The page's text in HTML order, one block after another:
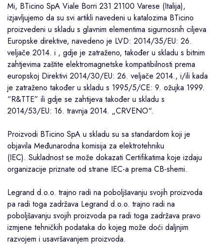
Mi, BTicino SpA Viale Borri 231 21100 Varese (Italija),
izjavljujemo da su svi artikli navedeni u katalozima BTicino
proizvedeni u skladu s glavnim elementima sigurnosnih ciljeva
Europske direktive, navedeno je LVD: 2014/35/EU: 26.
veljače 2014. i , gdje je zatraženo, također u skladu s bitnim
zahtjevima zaštite elektromagnetske kompatibilnosti prema
europskoj Direktivi 2014/30/EU: 26. veljače 2014., i/ili kada
je zatraženo također u skladu s 1995/5/CE: 9. ožujka 1999.
“R&TTE” ili gdje se zahtijeva također u skladu s
2014/53/EU: 16. travnja 2014. „CRVENO“.
Proizvodi BTicino SpA u skladu su sa standardom koji je
objavila Međunarodna komisija za elektrotehniku ​​
(IEC). Sukladnost se može dokazati Certifikatima koje izdaju
organizacije priznate od strane IEC-a prema CB-shemi.
Legrand d.o.o. trajno radi na poboljšavanju svojih proizvoda
pa radi toga zadržava Legrand d.o.o. trajno radi na
poboljšavanju svojih proizvoda pa radi toga zadržava pravo
izmjene tehničkih podataka do kojeg može doći daljnjim
razvojem i usavršavanjem proizvoda.